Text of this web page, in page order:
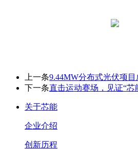
上一条9.44MW分布式光伏项目
下一条直击运动赛场，见证“芯
关于芯能
企业介绍
创新历程